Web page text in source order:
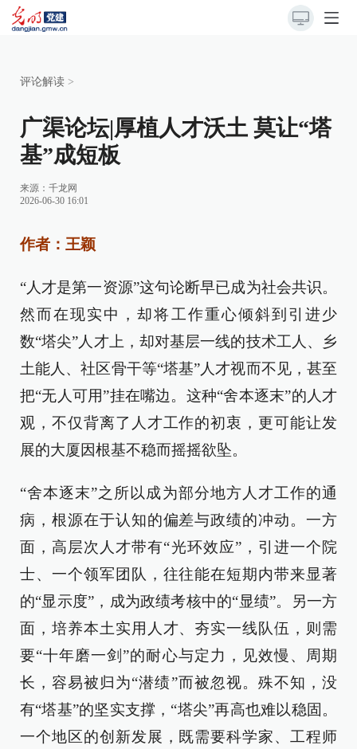
评论解读 >
广渠论坛|厚植人才沃土 莫让“塔
基”成短板
来源： 千龙网
2026-06-30 16:01
作者：王颖
“人才是第一资源”这句论断早已成为社会共识。
然而在现实中，却将工作重心倾斜到引进少
数“塔尖”人才上，却对基层一线的技术工人、乡
土能人、社区骨干等“塔基”人才视而不见，甚至
把“无人可用”挂在嘴边。这种“舍本逐末”的人才
观，不仅背离了人才工作的初衷，更可能让发
展的大厦因根基不稳而摇摇欲坠。
“舍本逐末”之所以成为部分地方人才工作的通
病，根源在于认知的偏差与政绩的冲动。一方
面，高层次人才带有“光环效应”，引进一个院
士、一个领军团队，往往能在短期内带来显著
的“显示度”，成为政绩考核中的“显绩”。另一方
面，培养本土实用人才、夯实一线队伍，则需
要“十年磨一剑”的耐心与定力，见效慢、周期
长，容易被归为“潜绩”而被忽视。殊不知，没
有“塔基”的坚实支撑，“塔尖”再高也难以稳固。
一个地区的创新发展，既需要科学家、工程师